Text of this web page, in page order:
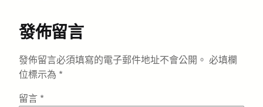
發佈留言
發佈留言必須填寫的電子郵件地址不會公開。 必填欄
位標示為 *
留言 *